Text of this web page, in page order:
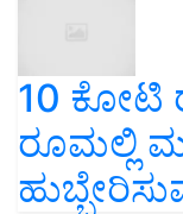
10 ಕೋಟಿ
ರೂಮಲ್ಲಿ